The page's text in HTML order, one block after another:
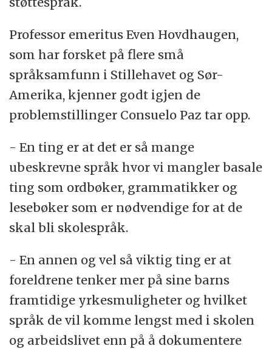
Professor emeritus Even Hovdhaugen,
som har forsket på flere små
språksamfunn i Stillehavet og Sør-
Amerika, kjenner godt igjen de
problemstillinger Consuelo Paz tar opp.
- En ting er at det er så mange
ubeskrevne språk hvor vi mangler basale
ting som ordbøker, grammatikker og
lesebøker som er nødvendige for at de
skal bli skolespråk.
- En annen og vel så viktig ting er at
foreldrene tenker mer på sine barns
framtidige yrkesmuligheter og hvilket
språk de vil komme lengst med i skolen
og arbeidslivet enn på å dokumentere